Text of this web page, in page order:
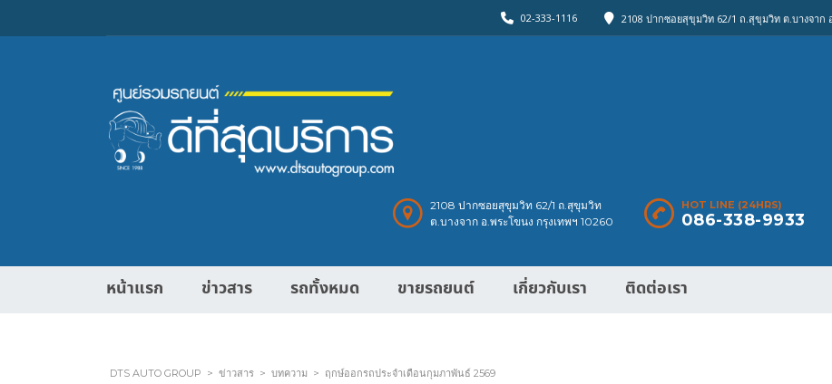
2108 ปากซอยสุขุมวิท 62/1 ถ.สุขุมวิท ต.บางจาก
02-333-1116
HOT LINE (24HRS)
086-338-9933
2108 ปากซอยสุขุมวิท 62/1 ถ.สุขุมวิท
ต.บางจาก อ.พระโขนง กรุงเทพฯ 10260
หน้าแรก ข่าวสาร รถทั้งหมด ขายรถยนต์ เกี่ยวกับเรา ติดต่อเรา
DTS AUTO GROUP > ข่าวสาร > บทความ > ฤกษ์ออกรถประจำเดือนกุมภาพันธ์ 2569